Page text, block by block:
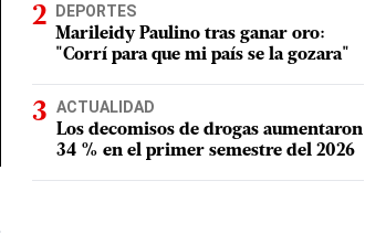
DEPORTES
Marileidy Paulino tras ganar oro:
"Corrí para que mi país se la gozara"
ACTUALIDAD
Los decomisos de drogas aumentaron
34 % en el primer semestre del 2026